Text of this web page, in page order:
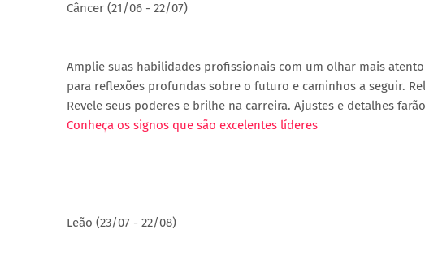
Câncer (21/06 - 22/07)
Amplie suas habilidades profissionais com um olhar mais
para reflexões profundas sobre o futuro e caminhos a seguir.
Revele seus poderes e brilhe na carreira. Ajustes e detalhes
Conheça os signos que são excelentes líderes
Leão (23/07 - 22/08)